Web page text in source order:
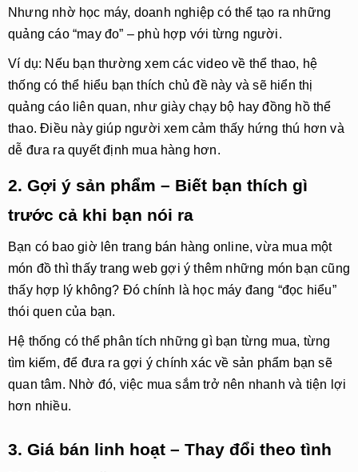
Nhưng nhờ học máy, doanh nghiệp có thể tạo ra những
quảng cáo “may đo” – phù hợp với từng người.
Ví dụ: Nếu bạn thường xem các video về thể thao, hệ
thống có thể hiểu bạn thích chủ đề này và sẽ hiển thị
quảng cáo liên quan, như giày chạy bộ hay đồng hồ thể
thao. Điều này giúp người xem cảm thấy hứng thú hơn và
dễ đưa ra quyết định mua hàng hơn.
2. Gợi ý sản phẩm – Biết bạn thích gì
trước cả khi bạn nói ra
Bạn có bao giờ lên trang bán hàng online, vừa mua một
món đồ thì thấy trang web gợi ý thêm những món bạn cũng
thấy hợp lý không? Đó chính là học máy đang “đọc hiểu”
thói quen của bạn.
Hệ thống có thể phân tích những gì bạn từng mua, từng
tìm kiếm, để đưa ra gợi ý chính xác về sản phẩm bạn sẽ
quan tâm. Nhờ đó, việc mua sắm trở nên nhanh và tiện lợi
hơn nhiều.
3. Giá bán linh hoạt – Thay đổi theo tình